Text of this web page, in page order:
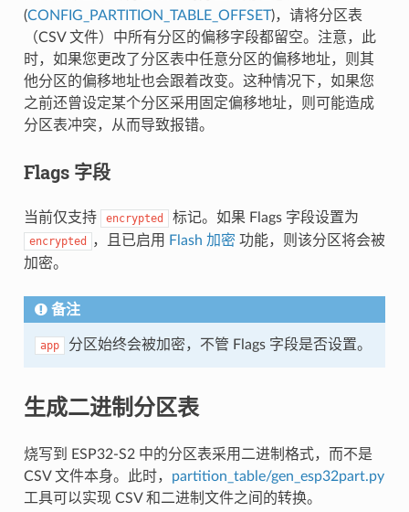
(CONFIG_PARTITION_TABLE_OFFSET)，请将分区表
（CSV 文件）中所有分区的偏移字段都留空。注意，此
时，如果您更改了分区表中任意分区的偏移地址，则其
他分区的偏移地址也会跟着改变。这种情况下，如果您
之前还曾设定某个分区采用固定偏移地址，则可能造成
分区表冲突，从而导致报错。
Flags 字段
当前仅支持 encrypted 标记。如果 Flags 字段设置为
encrypted ，且已启用 Flash 加密 功能，则该分区将会被
加密。
备注
app 分区始终会被加密，不管 Flags 字段是否设置。
生成二进制分区表
烧写到 ESP32-S2 中的分区表采用二进制格式，而不是
CSV 文件本身。此时， partition_table/gen_esp32part.py
工具可以实现 CSV 和二进制文件之间的转换。